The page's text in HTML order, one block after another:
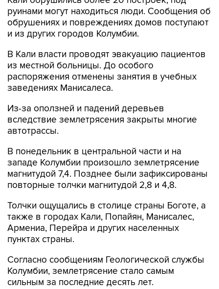
руинами могут находиться люди. Сообщения об
обрушениях и повреждениях домов поступают
и из других городов Колумбии.
В Кали власти проводят эвакуацию пациентов
из местной больницы. До особого
распоряжения отменены занятия в учебных
заведениях Манисалеса.
Из-за оползней и падений деревьев
вследствие землетрясения закрыты многие
автотрассы.
В понедельник в центральной части и на
западе Колумбии произошло землетрясение
магнитудой 7,4. Позднее были зафиксированы
повторные толчки магнитудой 2,8 и 4,8.
Толчки ощущались в столице страны Боготе, а
также в городах Кали, Попайян, Манисалес,
Армениа, Перейра и других населенных
пунктах страны.
Согласно сообщениям Геологической службы
Колумбии, землетрясение стало самым
сильным за последние десять лет.